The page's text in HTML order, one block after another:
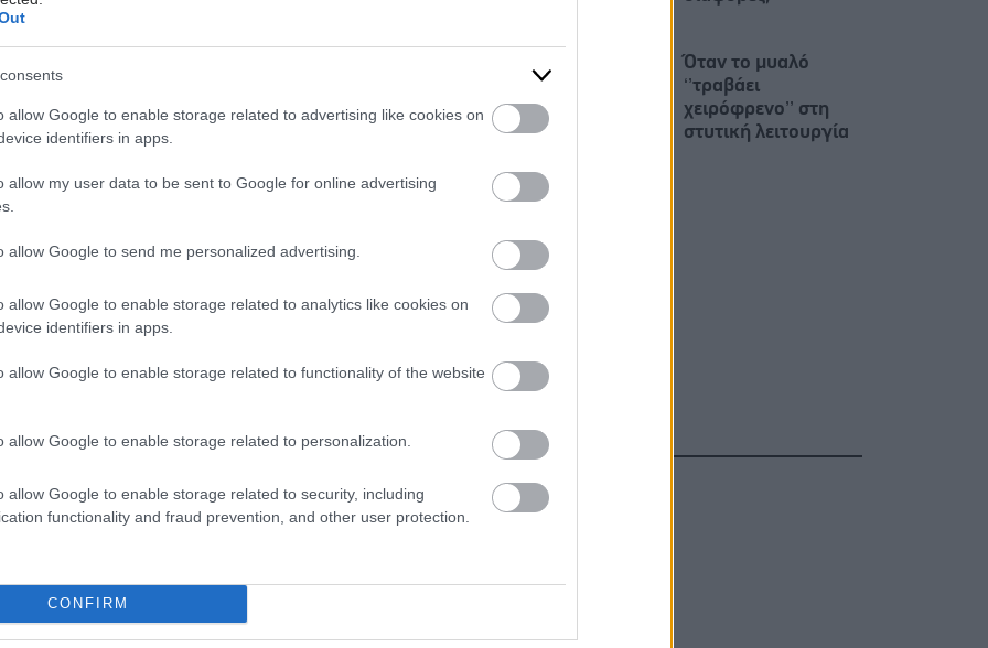
allow Google to enable storage related to advertising like cookies on
identifiers in apps.
allow my user data to be sent to Google for online advertising
allow Google to send me personalized advertising.
allow Google to enable storage related to analytics like cookies on
identifiers in apps.
allow Google to enable storage related to functionality of the website
allow Google to enable storage related to personalization.
allow Google to enable storage related to security, including
functionality and fraud prevention, and other user protection.
CONFIRM
Όταν το μυαλό
‘’τραβάει
χειρόφρενο’’ στη
στυτική λειτουργία